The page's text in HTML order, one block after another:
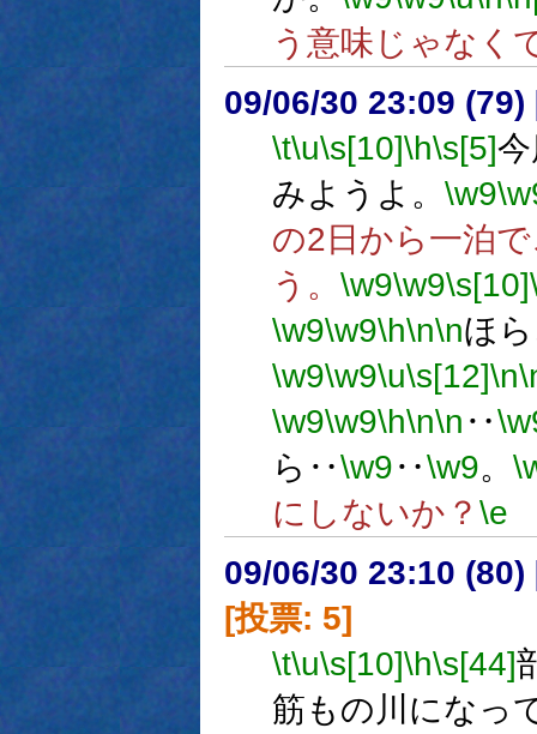
う意味じゃなく
09/06/30 23:09 (79)
\t\u\s[10]\h\s[5]
みようよ。 \w9
の2日から一泊
う。 \w9\w9\s[10]
\w9\w9\h\n\nほ
\w9\w9\u\s[12]\n
\w9\w9\h\n\n ‥
ら‥\w9‥\w9。
にしないか？ \e
09/06/30 23:10 (80)
[投票: 5]
\t\u\s[10]\h\s[44]
筋もの川になっ